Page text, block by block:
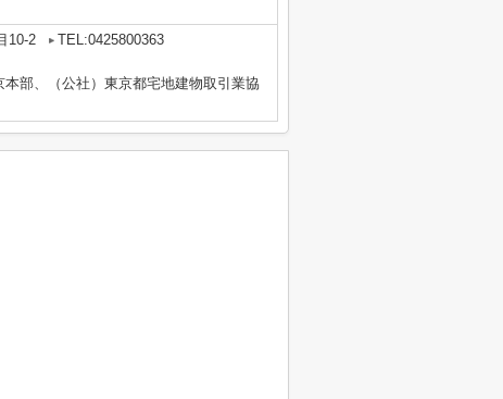
10-2
TEL:0425800363
部、（公社）東京都宅地建物取引業協